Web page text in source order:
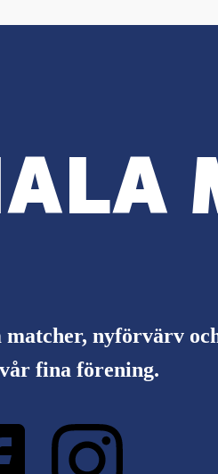
nyförvärv
fina förening.